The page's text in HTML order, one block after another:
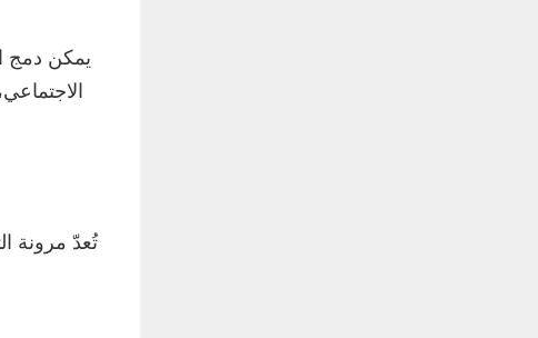
يمكن دمج
تُعدّ مرونة